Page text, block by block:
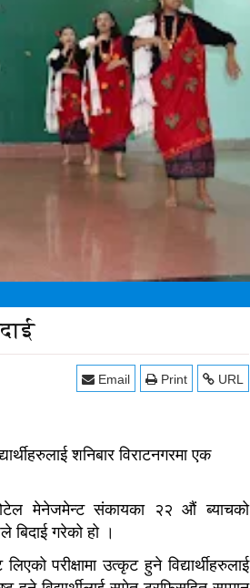
URL
Print
Email
शनिबार विराटनगरमा एक
मेनेजमेन्ट संकायका २२ औं ब्याचको
बिदाई गरेको हो ।
परीक्षामा उत्कृट हुने विद्यार्थीहरुलाई